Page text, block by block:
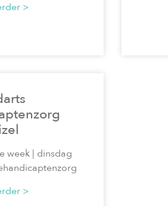
>
week | dinsdag
>